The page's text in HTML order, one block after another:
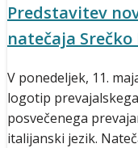
Predstavitev
natečaja Srečko
V ponedeljek, 11.
logotip
posvečenega
italijanski jezik.